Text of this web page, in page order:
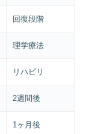
回復段階
理学療法
リハビリ
2週間後
1ヶ月後